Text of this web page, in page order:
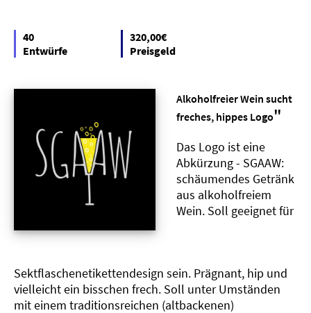
40
Entwürfe
320,00€
Preisgeld
Alkoholfreier Wein sucht
freches, hippes Logo"
Das Logo ist eine
Abkürzung - SGAAW:
schäumendes Getränk
aus alkoholfreiem
Wein. Soll geeignet für
Sektflaschenetikettendesign sein. Prägnant, hip und
vielleicht ein bisschen frech. Soll unter Umständen
mit einem traditionsreichen (altbackenen)